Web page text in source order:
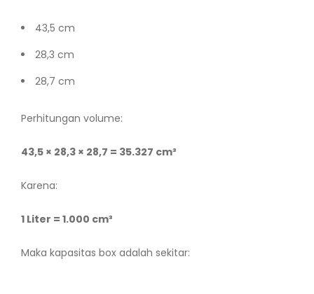
43,5 cm
28,3 cm
28,7 cm
Perhitungan volume:
43,5 × 28,3 × 28,7 = 35.327 cm³
Karena:
1 Liter = 1.000 cm³
Maka kapasitas box adalah sekitar: